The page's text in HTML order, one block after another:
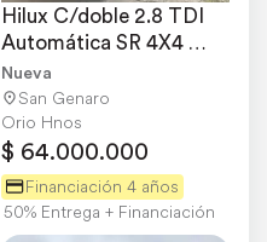
Hilux C/doble 2.8 TDI
Automática SR 4X4
0km My2025.orio Hnos
Nueva
San Genaro
Orio Hnos
$ 64.000.000
Financiación 4 años
50% Entrega + Financiación